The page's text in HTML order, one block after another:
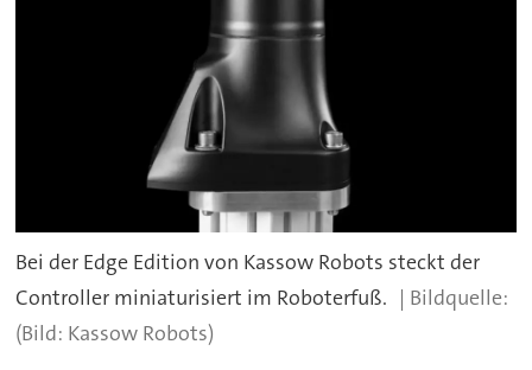
Bei der Edge Edition von Kassow Robots steckt der
Controller miniaturisiert im Roboterfuß.
(Bild: Kassow Robots)